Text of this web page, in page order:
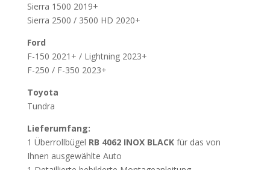
Sierra 1500 2019+
Sierra 2500 / 3500 HD 2020+
Ford
F-150 2021+ / Lightning 2023+
F-250 / F-350 2023+
Toyota
Tundra
Lieferumfang:
1 Überrollbügel RB 4062 INOX BLACKfür das von
Ihnen ausgewählte Auto